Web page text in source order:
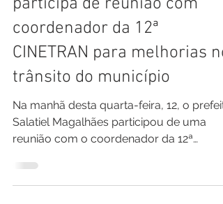
12 de mar. de 2025
1 min de leitura
Prefeito de Rodrigues Alves
participa de reunião com
coordenador da 12ª
CINETRAN para melhorias no
trânsito do município
Na manhã desta quarta-feira, 12, o